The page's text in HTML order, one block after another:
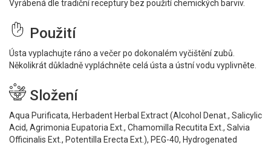
Vyrábená dle tradiční receptury bez použití chemických barviv.
Použití
Ústa vyplachujte ráno a večer po dokonalém vyčištění zubů.
Několikrát důkladně vypláchněte celá ústa a ústní vodu vyplivněte.
Složení
Aqua Purificata, Herbadent Herbal Extract (Alcohol Denat., Salicylic
Acid, Agrimonia Eupatoria Ext., Chamomilla Recutita Ext., Salvia
Officinalis Ext., Potentilla Erecta Ext.), PEG-40, Hydrogenated